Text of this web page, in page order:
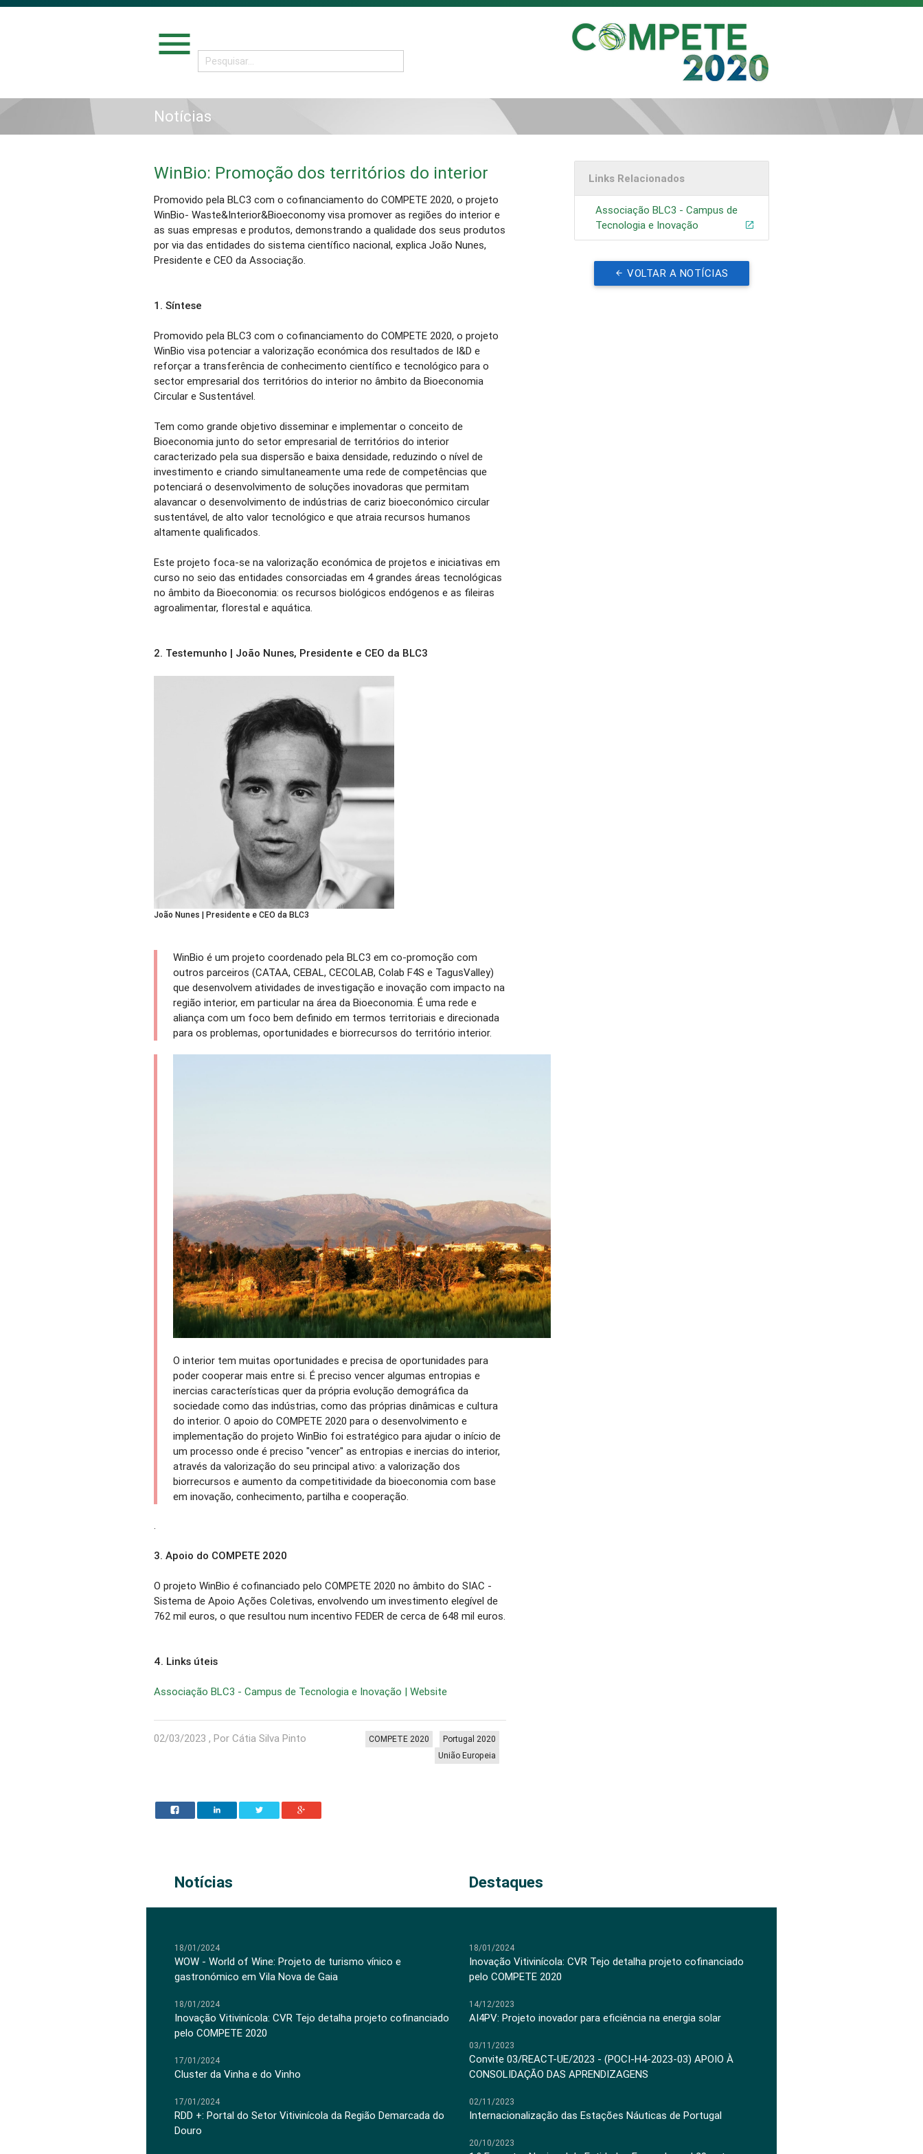
menu
Notícias
WinBio: Promoção dos territórios do interior
Promovido pela BLC3 com o cofinanciamento do COMPETE 2020, o projeto
WinBio- Waste&Interior&Bioeconomy visa promover as regiões do interior e
as suas empresas e produtos, demonstrando a qualidade dos seus produtos
por via das entidades do sistema científico nacional, explica João Nunes,
Presidente e CEO da Associação.
1. Síntese
Promovido pela BLC3 com o cofinanciamento do COMPETE 2020, o projeto
WinBio visa potenciar a valorização económica dos resultados de I&D e
reforçar a transferência de conhecimento científico e tecnológico para o
sector empresarial dos territórios do interior no âmbito da Bioeconomia
Circular e Sustentável.
Tem como grande objetivo disseminar e implementar o conceito de
Bioeconomia junto do setor empresarial de territórios do interior
caracterizado pela sua dispersão e baixa densidade, reduzindo o nível de
investimento e criando simultaneamente uma rede de competências que
potenciará o desenvolvimento de soluções inovadoras que permitam
alavancar o desenvolvimento de indústrias de cariz bioeconómico circular
sustentável, de alto valor tecnológico e que atraia recursos humanos
altamente qualificados.
Este projeto foca-se na valorização económica de projetos e iniciativas em
curso no seio das entidades consorciadas em 4 grandes áreas tecnológicas
no âmbito da Bioeconomia: os recursos biológicos endógenos e as fileiras
agroalimentar, florestal e aquática.
2. Testemunho | João Nunes, Presidente e CEO da BLC3
João Nunes | Presidente e CEO da BLC3
WinBio é um projeto coordenado pela BLC3 em co-promoção com
outros parceiros (CATAA, CEBAL, CECOLAB, Colab F4S e TagusValley)
que desenvolvem atividades de investigação e inovação com impacto na
região interior, em particular na área da Bioeconomia. É uma rede e
aliança com um foco bem definido em termos territoriais e direcionada
para os problemas, oportunidades e biorrecursos do território interior.
O interior tem muitas oportunidades e precisa de oportunidades para
poder cooperar mais entre si. É preciso vencer algumas entropias e
inercias características quer da própria evolução demográfica da
sociedade como das indústrias, como das próprias dinâmicas e cultura
do interior. O apoio do COMPETE 2020 para o desenvolvimento e
implementação do projeto WinBio foi estratégico para ajudar o início de
um processo onde é preciso "vencer" as entropias e inercias do interior,
através da valorização do seu principal ativo: a valorização dos
biorrecursos e aumento da competitividade da bioeconomia com base
em inovação, conhecimento, partilha e cooperação.
.
3. Apoio do COMPETE 2020
O projeto WinBio é cofinanciado pelo COMPETE 2020 no âmbito do SIAC -
Sistema de Apoio Ações Coletivas, envolvendo um investimento elegível de
762 mil euros, o que resultou num incentivo FEDER de cerca de 648 mil euros.
4. Links úteis
Associação BLC3 - Campus de Tecnologia e Inovação | Website
02/03/2023 , Por Cátia Silva Pinto Portugal 2020
COMPETE 2020
União Europeia
Links Relacionados
Associação BLC3 - Campus de
Tecnologia e Inovação
VOLTAR A NOTÍCIAS
Notícias Destaques
18/01/2024
WOW - World of Wine: Projeto de turismo vínico e
gastronómico em Vila Nova de Gaia
18/01/2024
Inovação Vitivinícola: CVR Tejo detalha projeto cofinanciado
pelo COMPETE 2020
17/01/2024
Cluster da Vinha e do Vinho
17/01/2024
RDD +: Portal do Setor Vitivinícola da Região Demarcada do
Douro
18/01/2024
Inovação Vitivinícola: CVR Tejo detalha projeto cofinanciado
pelo COMPETE 2020
14/12/2023
AI4PV: Projeto inovador para eficiência na energia solar
03/11/2023
Convite 03/REACT-UE/2023 - (POCI-H4-2023-03) APOIO À
CONSOLIDAÇÃO DAS APRENDIZAGENS
02/11/2023
Internacionalização das Estações Náuticas de Portugal
20/10/2023